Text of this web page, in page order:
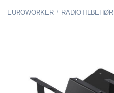
EUROWORKER / RADIOTILBEHØR